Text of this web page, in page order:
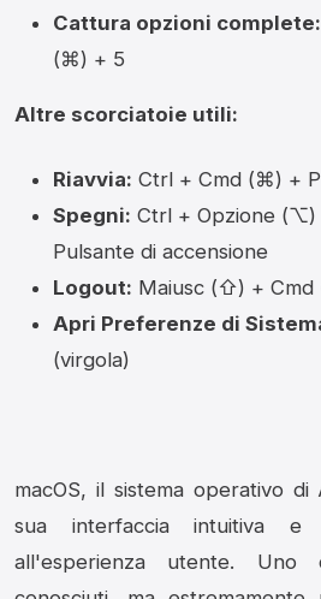
Cattura opzioni complete:
(⌘) + 5
Altre scorciatoie utili:
Riavvia: Ctrl + Cmd (⌘) +
Spegni: Ctrl + Opzione
Pulsante di accensione
Logout: Maiusc (⇧) +
Apri Preferenze di
(virgola)
macOS, il sistema operativo
sua interfaccia intuitiva e
all'esperienza utente. Uno